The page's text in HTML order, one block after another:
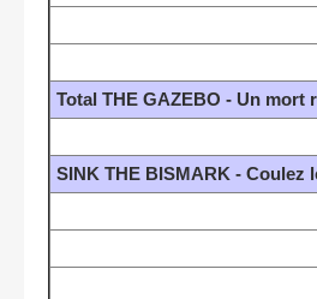
Total THE GAZEBO - Un
SINK THE BISMARK - Coulez